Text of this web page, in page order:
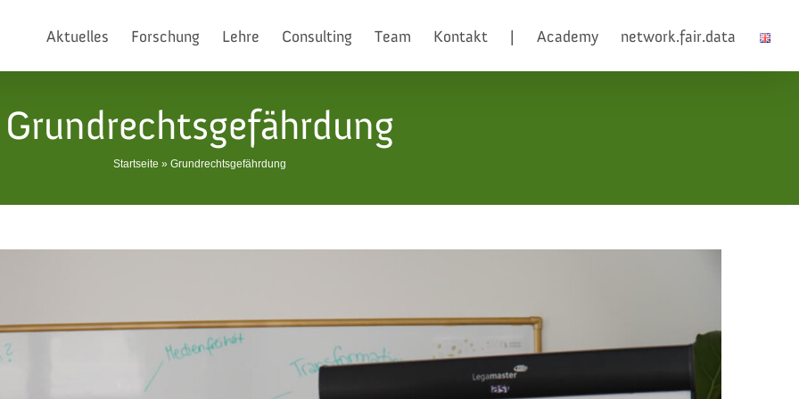
Aktuelles Forschung Lehre Consulting Team Kontakt Academy network.fair.data
Grundrechtsgefährdung
Startseite » Grundrechtsgefährdung